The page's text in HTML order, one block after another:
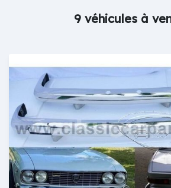
9 véhicules à